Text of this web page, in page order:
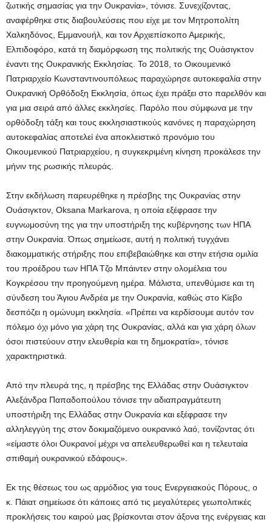
ζωτικής σημασίας για την Ουκρανία», τόνισε. Συνεχίζοντας,
αναφέρθηκε στις διαβουλεύσεις που είχε με τον Μητροπολίτη
Χαλκηδόνος, Εμμανουήλ, και τον Αρχιεπίσκοπο Αμερικής,
Ελπιδοφόρο, κατά τη διαμόρφωση της πολιτικής της Ουάσιγκτον
έναντι της Ουκρανικής Εκκλησίας. Το 2018, το Οικουμενικό
Πατριαρχείο Κωνσταντινουπόλεως παραχώρησε αυτοκεφαλία στην
Ουκρανική Ορθόδοξη Εκκλησία, όπως έχει πράξει στο παρελθόν και
για μια σειρά από άλλες εκκλησίες. Παρόλο που σύμφωνα με την
ορθόδοξη τάξη και τους εκκλησιαστικούς κανόνες η παραχώρηση
αυτοκεφαλίας αποτελεί ένα αποκλειστικό προνόμιο του
Οικουμενικού Πατριαρχείου, η συγκεκριμένη κίνηση προκάλεσε την
μήνιν της ρωσικής πλευράς.
Στην εκδήλωση παρευρέθηκε η πρέσβης της Ουκρανίας στην
Ουάσιγκτον, Oksana Markarova, η οποία εξέφρασε την
ευγνωμοσύνη της για την υποστήριξη της κυβέρνησης των ΗΠΑ
στην Ουκρανία. Όπως σημείωσε, αυτή η πολιτική τυγχάνει
διακομματικής στήριξης που επιβεβαιώθηκε και στην ετήσια ομιλία
του προέδρου των ΗΠΑ Τζο Μπάιντεν στην ολομέλεια του
Κογκρέσου την προηγούμενη ημέρα. Μάλιστα, υπενθύμισε και τη
σύνδεση του Άγιου Ανδρέα με την Ουκρανία, καθώς στο Κίεβο
δεσπόζει η ομώνυμη εκκλησία. «Πρέπει να κερδίσουμε αυτόν τον
πόλεμο όχι μόνο για χάρη της Ουκρανίας, αλλά και για χάρη όλων
όσοι πιστεύουν στην ελευθερία και τη δημοκρατία», τόνισε
χαρακτηριστικά.
Από την πλευρά της, η πρέσβης της Ελλάδας στην Ουάσιγκτον
Αλεξάνδρα Παπαδοπούλου τόνισε την αδιαπραγμάτευτη
υποστήριξη της Ελλάδας στην Ουκρανία και εξέφρασε την
αλληλεγγύη της στον δοκιμαζόμενο ουκρανικό λαό, τονίζοντας ότι
«είμαστε όλοι Ουκρανοί μέχρι να απελευθερωθεί και η τελευταία
σπιθαμή ουκρανικού εδάφους».
Εκ της θέσεως του ως αρμόδιος για τους Ενεργειακούς Πόρους, ο
κ. Πάιατ σημείωσε ότι κάποιες από τις μεγαλύτερες γεωπολιτικές
προκλήσεις του καιρού μας βρίσκονται στον άξονα της ενέργειας και